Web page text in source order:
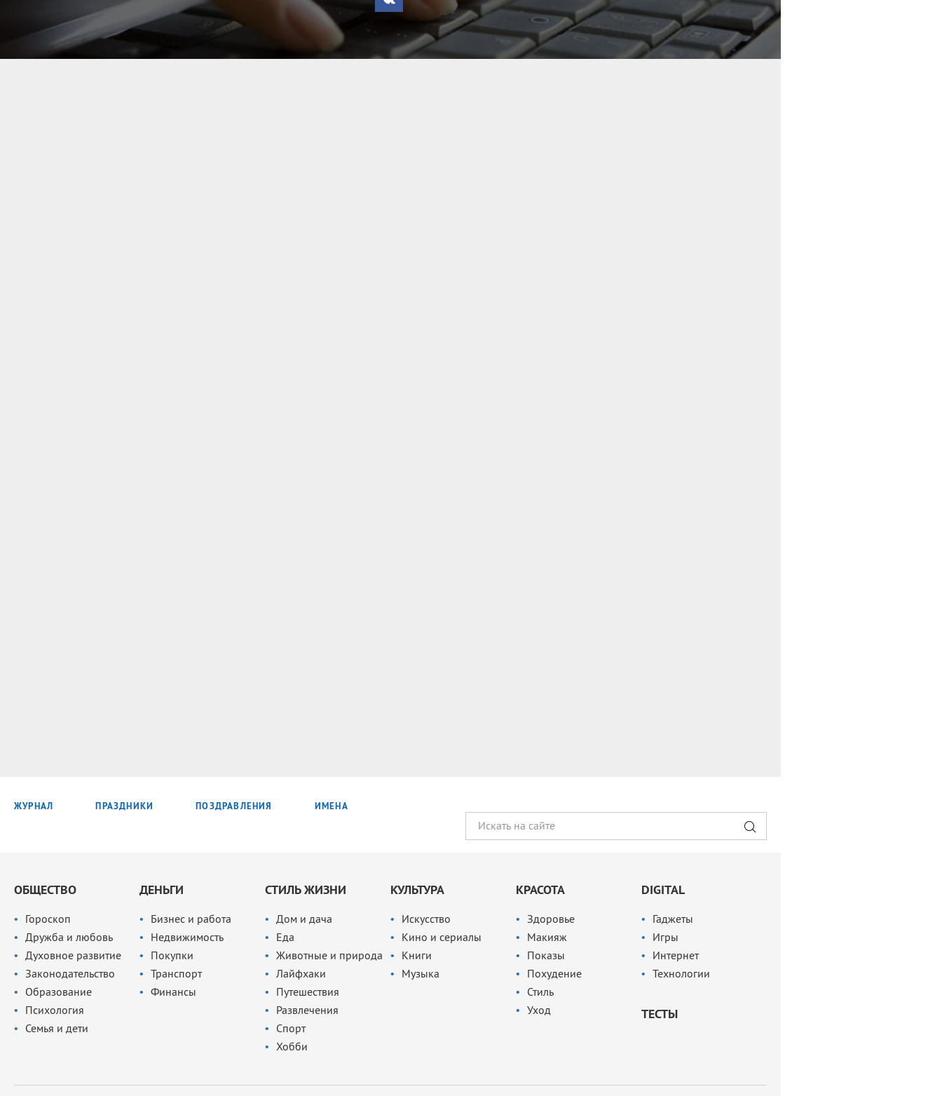
ЖУРНАЛ ПРАЗДНИКИ ПОЗДРАВЛЕНИЯ ИМЕНА
ОБЩЕСТВО
Гороскоп
Дружба и любовь
Духовное развитие
Законодательство
Образование
Психология
Семья и дети
ДЕНЬГИ
Бизнес и работа
Недвижимость
Покупки
Транспорт
Финансы
СТИЛЬ ЖИЗНИ
Дом и дача
Еда
Животные и природа
Лайфхаки
Путешествия
Развлечения
Спорт
Хобби
КУЛЬТУРА
Искусство
Кино и сериалы
Книги
Музыка
КРАСОТА
Здоровье
Макияж
Показы
Похудение
Стиль
Уход
DIGITAL
Гаджеты
Игры
Интернет
Технологии
ТЕСТЫ